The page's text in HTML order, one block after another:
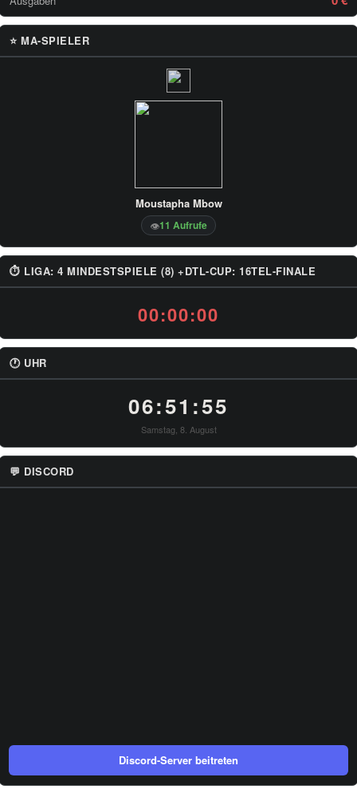
⭐ MA-SPIELER
Moustapha Mbow
👁11 Aufrufe
⏱ LIGA: 4 MINDESTSPIELE (8) +DTL-CUP: 16TEL-FINALE
00:00:00
🕐 UHR
06:51:56
Samstag, 8. August
💬 DISCORD
Discord-Server beitreten